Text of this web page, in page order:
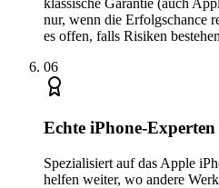
klassische Garantie (auch
nur, wenn die Erfolgschance
es offen, falls Risiken
06
Echte iPhone-Experten
Spezialisiert auf das Apple
helfen weiter, wo andere